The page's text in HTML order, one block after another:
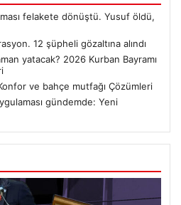
felakete dönüştü. Yusuf öldü,
12 şüpheli gözaltına alındı
yatacak? 2026 Kurban Bayramı
ve bahçe mutfağı Çözümleri
gündemde: Yeni